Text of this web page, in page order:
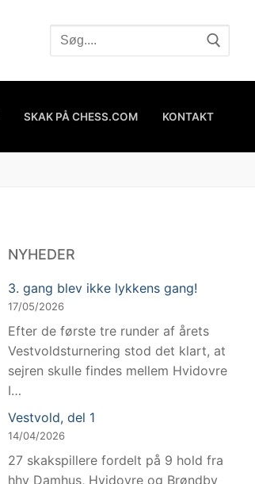
SKAK PÅ CHESS.COM KONTAKT
NYHEDER
3. gang blev ikke lykkens gang!
17/05/2026
Efter de første tre runder af årets
Vestvoldsturnering stod det klart, at
sejren skulle findes mellem Hvidovre
I…
Vestvold, del 1
14/04/2026
27 skakspillere fordelt på 9 hold fra
hhv Damhus, Hvidovre og Brøndby